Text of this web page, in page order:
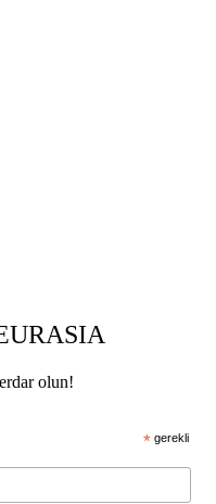
olun!
* gerekli